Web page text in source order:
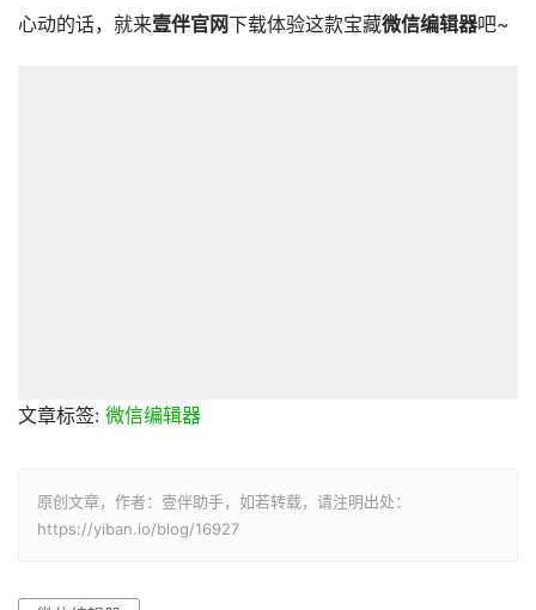
心动的话，就来壹伴官网下载体验这款宝藏微信编辑器吧~
文章标签: 微信编辑器
原创文章，作者：壹伴助手，如若转载，请注明出处：
https://yiban.io/blog/16927